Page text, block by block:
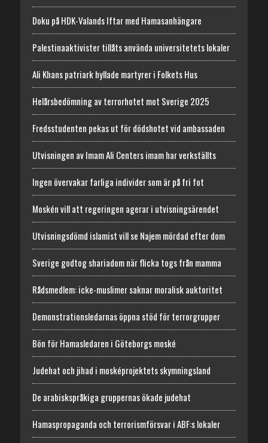
Doku på HDK-Valands Iftar med Hamasanhängare
Palestinaaktivister tillåts använda universitetets lokaler
Ali Khans patriark hyllade martyrer i Folkets Hus
Helårsbedömning av terrorhotet mot Sverige 2025
Fredsstudenten pekas ut för dödshotet vid ambassaden
Utvisningen av Imam Ali Centers imam har verkställts
Ingen övervakar farliga individer som är på fri fot
Moskén vill att regeringen agerar i utvisningsärendet
Utvisningsdömd islamist vill se Najem mördad efter dom
Sverige godtog shariadom när flicka togs från mamma
Rådsmedlem: icke-muslimer saknar moralisk auktoritet
Demonstrationsledarnas öppna stöd för terrorgrupper
Bön för Hamasledaren i Göteborgs moské
Judehat och jihad i mosképrojektets skymningsland
De arabiskspråkiga gruppernas ökade judehat
Hamaspropaganda och terrorismförsvar i ABF:s lokaler